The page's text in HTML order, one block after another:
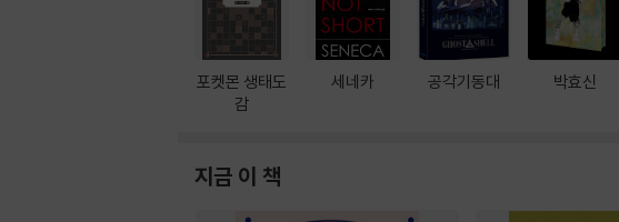
포켓몬 생태도
감
세네카 공각기동대 박효신
지금 이 책